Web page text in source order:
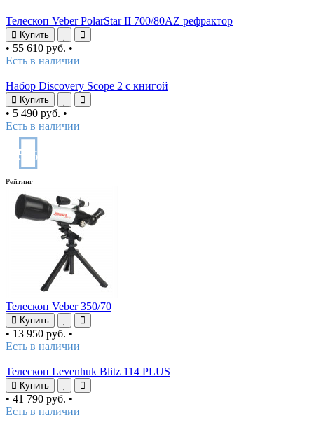
Телескоп Veber PolarStar II 700/80AZ рефрактор
Купить
• 55 610 руб. •
Есть в наличии
Набор Discovery Scope 2 с книгой
Купить
• 5 490 руб. •
Есть в наличии
5 /5
Рейтинг
Телескоп Veber 350/70
Купить
• 13 950 руб. •
Есть в наличии
Телескоп Levenhuk Blitz 114 PLUS
Купить
• 41 790 руб. •
Есть в наличии